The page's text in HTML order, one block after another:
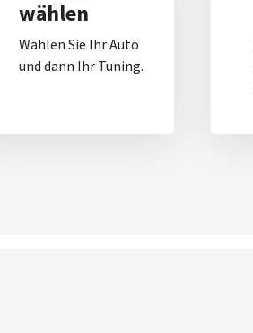
wählen
Wählen Sie Ihr Auto
und dann Ihr Tuning.